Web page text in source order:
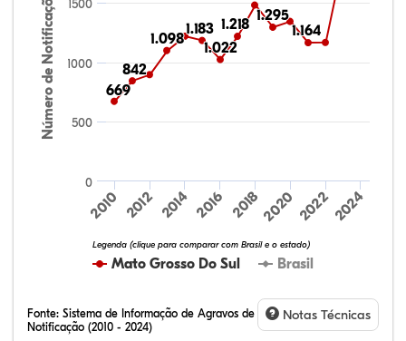
Número de Notificações 669
669
842
842
1.098
1.098
1.183
1.183
1.022
1.022
1.218
1.218
1.295
1.295
1.164
1.164
Mato Grosso Do Sul Brasil
Legenda (clique para comparar com Brasil e o estado)
2010 2012 2014 2016 20182020 20222024
0
500
1000
1500
Fonte: Sistema de Informação de Agravos de
Notificação (2010 - 2024)
Notas Técnicas
32,57%
9,24%
0,46%
54,88%
1,27%
1,56%